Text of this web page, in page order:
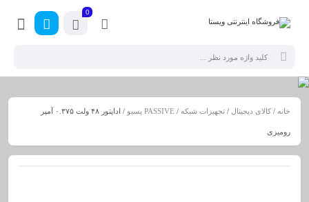
0
خانه / کالای دیجیتال / تجهیزات شبکه / PASSIVE پسیو / اداپتور ۴۸ ولت ۰.۳۷۵ آمپر
رومیزی